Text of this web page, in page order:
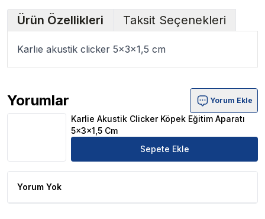
Ürün Özellikleri Taksit Seçenekleri
Karlıe akustik clicker 5x3x1,5 cm
Yorumlar
Karlie Akustik Clicker Köpek Eğitim Aparatı 5x3x1,5 Cm
Yorum Ekle
Karlie Akustik Clicker Köpek Eğitim Aparatı
5x3x1,5 Cm
Sepete Ekle
Yorum Yok